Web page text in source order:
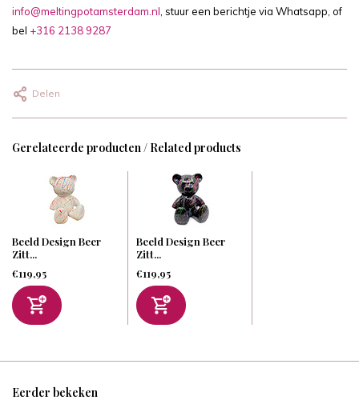
info@meltingpotamsterdam.nl, stuur een berichtje via Whatsapp, of
bel +316 2138 9287
Delen
Gerelateerde producten / Related products
Beeld Design Beer
Zitt...
€119,95
Beeld Design Beer
Zitt...
€119,95
Eerder bekeken